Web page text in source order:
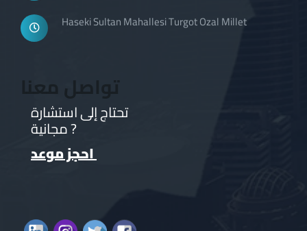
Haseki Sultan Mahallesi Turgot Ozal Millet
تواصل معنا
تحتاج إلى استشارة
مجانية ?
احجز موعد